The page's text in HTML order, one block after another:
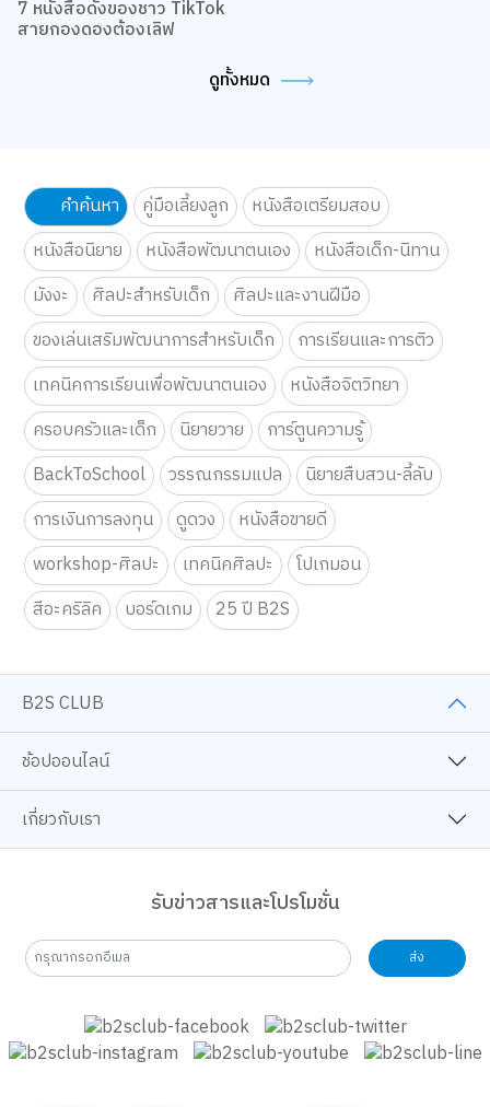
7 หนังสือดังของชาว TikTok
ดูทั้งหมด
คำค้นหา คู่มือเลี้ยงลูก
หนังสือเตรียมสอบ
หนังสือนิยาย
หนังสือพัฒนาตนเอง
หนังสือเด็ก-นิทาน
มังงะ
ศิลปะสำหรับเด็ก
ศิลปะและงานฝีมือ
ของเล่นเสริมพัฒนาการสำหรับเด็ก
การเรียนและการติว
เทคนิคการเรียนเพื่อพัฒนาตนเอง
หนังสือจิตวิทยา
ครอบครัวและเด็ก
นิยายวาย
การ์ตูนความรู้
BackToSchool
วรรณกรรมแปล
นิยายสืบสวน-ลี้ลับ
การเงินการลงทุน
ดูดวง
หนังสือขายดี
workshop-ศิลปะ
เทคนิคศิลปะ
โปเกมอน
สีอะคริลิค
บอร์ดเกม 25 ปี B2S
B2S CLUB
ช้อปออนไลน์
เกี่ยวกับเรา
รับข่าวสารและโปรโมชั่น
ส่ง